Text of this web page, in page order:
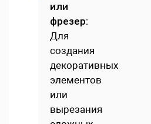
или
фрезер:
Для
создания
декоративных
элементов
или
вырезания